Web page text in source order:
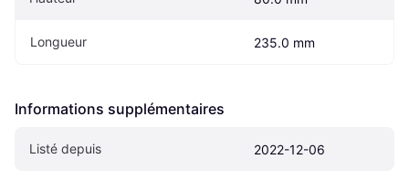
Longueur 235.0 mm
Informations supplémentaires
Listé depuis 2022-12-06